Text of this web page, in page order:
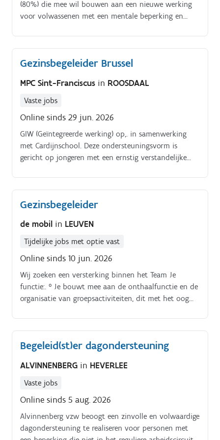
(80%) die mee wil bouwen aan een nieuwe werking
voor volwassenen met een mentale beperking en
Gezinsbegeleider Brussel
MPC Sint-Franciscus in ROOSDAAL
Vaste jobs
Online sinds 29 jun. 2026
GIW (Geïntegreerde werking) op,. in samenwerking
met Cardijnschool. Deze ondersteuningsvorm is
gericht op jongeren met een ernstig verstandelijke
onderwijs en welzijn. Deze vindt een plek in Lion.
Gezinsbegeleider
de mobil in LEUVEN
Tijdelijke jobs met optie vast
Online sinds 10 jun. 2026
Wij zoeken een versterking binnen het Team Je
functie:. ° Je bouwt mee aan de onthaalfunctie en de
organisatie van groepsactiviteiten, dit met het oog
kwetsbare situatie bevinden ° Je vertrekt vanuit de
kracht, de talenten en Hoop van de gezinnen; vanuit
‘ervaringskennis’ ° Je biedt laagdrempelige, individuele
ondersteuning aan deze gezinnen, inspelend op hun
opvoedingsondersteuning van de ouders en hun
jonge kinderen, rekening houdende met de
onderliggende processen van kansarmoede, alsook
Begeleid(st)er dagondersteuning
ALVINNENBERG in HEVERLEE
Vaste jobs
Online sinds 5 aug. 2026
Alvinnenberg vzw beoogt een zinvolle en volwaardige
dagondersteuning te realiseren voor personen met